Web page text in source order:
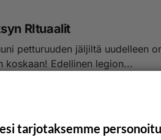
RItuaalit
petturuuden jäljiltä uudelleen
koskaan! Edellinen legion...
tarjotaksemme